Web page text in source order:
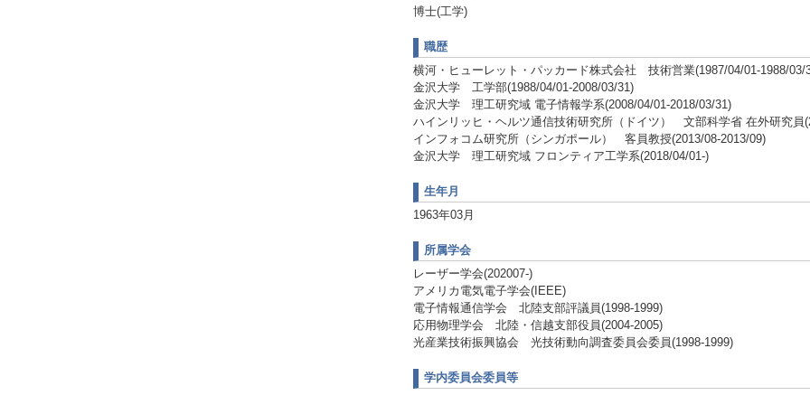
博士(工学)
職歴
横河・ヒューレット・パッカード株式会社 技術営業(1987/04/01-1988/03/
金沢大学 工学部(1988/04/01-2008/03/31)
金沢大学 理工研究域 電子情報学系(2008/04/01-2018/03/31)
ハインリッヒ・ヘルツ通信技術研究所（ドイツ） 文部科学省 在外研究員
インフォコム研究所（シンガポール） 客員教授(2013/08-2013/09)
金沢大学 理工研究域 フロンティア工学系(2018/04/01-)
生年月
1963年03月
所属学会
レーザー学会(202007-)
アメリカ電気電子学会(IEEE)
電子情報通信学会 北陸支部評議員(1998-1999)
応用物理学会 北陸・信越支部役員(2004-2005)
光産業技術振興協会 光技術動向調査委員会委員(1998-1999)
学内委員会委員等